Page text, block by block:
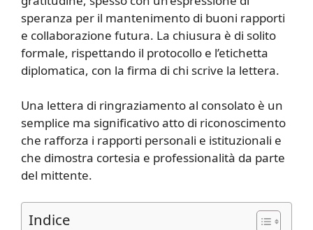
speranza per il mantenimento di buoni rapporti
e collaborazione futura. La chiusura è di solito
formale, rispettando il protocollo e l’etichetta
diplomatica, con la firma di chi scrive la lettera.
Una lettera di ringraziamento al consolato è un
semplice ma significativo atto di riconoscimento
che rafforza i rapporti personali e istituzionali e
che dimostra cortesia e professionalità da parte
del mittente.
Indice